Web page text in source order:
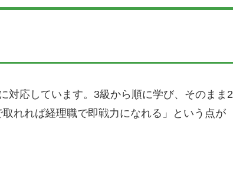
対応しています。3級から順に学び、そのまま2
れれば経理職で即戦力になれる」という点が